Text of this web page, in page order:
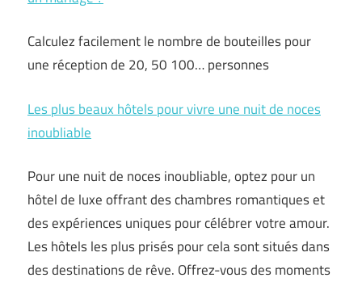
Calculez facilement le nombre de bouteilles pour
une réception de 20, 50 100… personnes
Les plus beaux hôtels pour vivre une nuit de noces
inoubliable
Pour une nuit de noces inoubliable, optez pour un
hôtel de luxe offrant des chambres romantiques et
des expériences uniques pour célébrer votre amour.
Les hôtels les plus prisés pour cela sont situés dans
des destinations de rêve. Offrez-vous des moments